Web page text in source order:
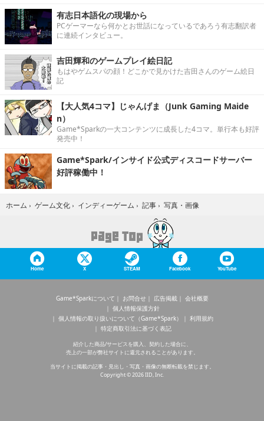
有志日本語化の現場から
PCゲーマーなら何かとお世話になっているであろう有志翻訳者
に連続インタビュー。
吉田輝和のゲームプレイ絵日記
もはやゲムスパの顔！どこかで見かけた吉田さんのゲーム絵日
記
【大人気4コマ】じゃんげま（Junk Gaming Maide
n）
Game*Sparkの一大コンテンツに成長した4コマ。単行本も好評
発売中！
Game*Spark/インサイド公式ディスコードサーバー
好評稼働中！
ホーム › ゲーム文化 › インディーゲーム › 記事 › 写真・画像
Home X STEAM Facebook YouTube
Game*Sparkについて お問合せ 広告掲載
会社概要
個人情報保護方針
個人情報の取り扱いについて（Game*Spark）
利用規約
特定商取引法に基づく表記
紹介した商品/サービスを購入、契約した場合に、
売上の一部が弊社サイトに還元されることがあります。
当サイトに掲載の記事・見出し・写真・画像の無断転載を禁じます。
Copyright © 2026 IID, Inc.